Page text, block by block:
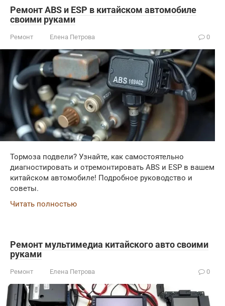
Ремонт ABS и ESP в китайском автомобиле
своими руками
Ремонт Елена Петрова 0
Тормоза подвели? Узнайте, как самостоятельно
диагностировать и отремонтировать ABS и ESP в вашем
китайском автомобиле! Подробное руководство и
советы.
Читать полностью
Ремонт мультимедиа китайского авто своими
руками
Ремонт Елена Петрова 0